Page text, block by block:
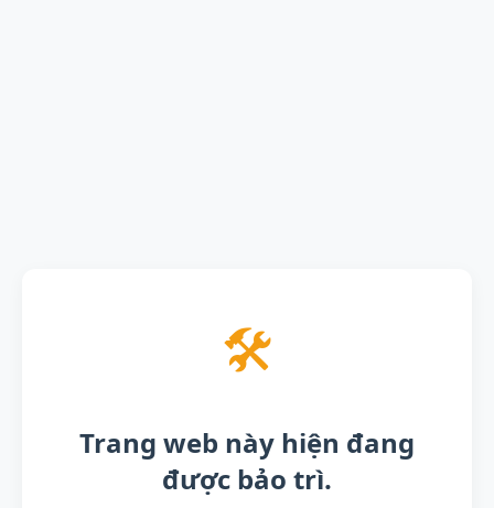
🛠️
Trang web này hiện đang
được bảo trì.